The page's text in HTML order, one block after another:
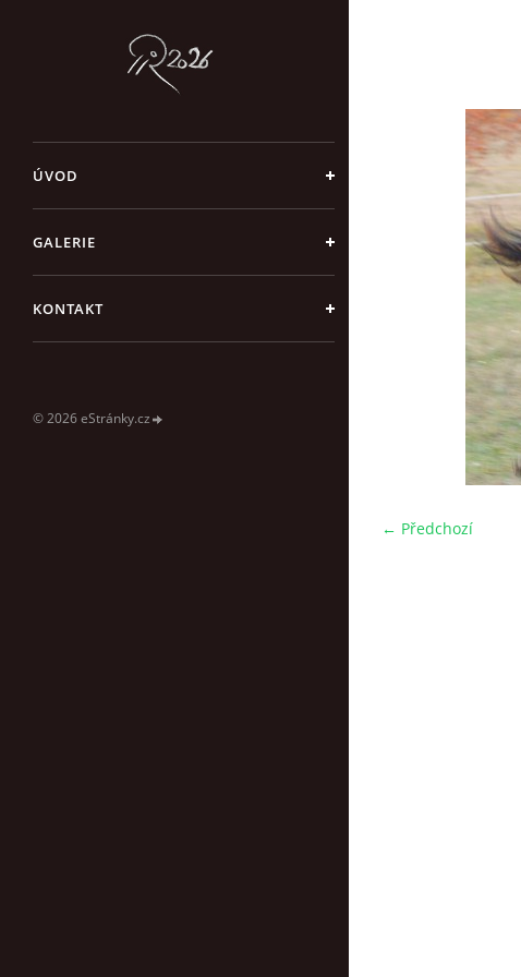
ÚVOD
GALERIE
KONTAKT
© 2026 eStránky.cz
← Předchozí